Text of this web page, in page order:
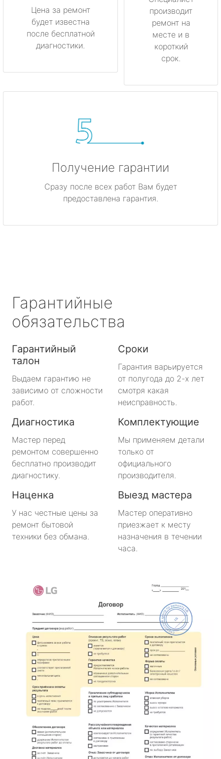
Цена за ремонт
будет известна
после бесплатной
диагностики.
производит
ремонт на
месте и в
короткий
срок.
Получение гарантии
Сразу после всех работ Вам будет
предоставлена гарантия.
Гарантийные
обязательства
Гарантийный
талон
Выдаем гарантию не
зависимо от сложности
работ.
Сроки
Гарантия варьируется
от полугода до 2-х лет
смотря какая
неисправность.
Диагностика
Мастер перед
ремонтом совершенно
бесплатно производит
диагностику.
Комплектующие
Мы применяем детали
только от
официального
производителя.
Наценка
У нас честные цены за
ремонт бытовой
техники без обмана.
Выезд мастера
Мастер оперативно
приезжает к месту
назначения в течении
часа.